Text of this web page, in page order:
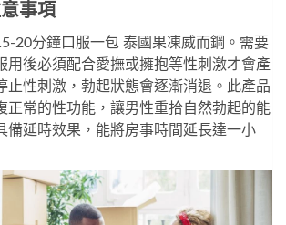
事項
20分鐘口服一包 泰國果凍威而鋼 。需要
用後必須配合愛撫或擁抱等性刺激才會產
止性刺激，勃起狀態會逐漸消退。此產品
正常的性功能，讓男性重拾自然勃起的能
備延時效果，能將房事時間延長達一小